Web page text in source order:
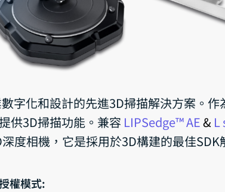
字化和設計的先進3D掃描解決方案。作
供3D掃描功能。兼容 LIPSedge™AE& L
度相機，它是採用於3D構建的最佳SDK
權模式: